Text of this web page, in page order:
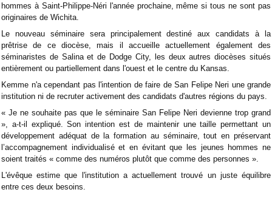
hommes à Saint-Philippe-Néri l'année prochaine, même si tous ne sont pas
originaires de Wichita.
Le nouveau séminaire sera principalement destiné aux candidats à la
prêtrise de ce diocèse, mais il accueille actuellement également des
séminaristes de Salina et de Dodge City, les deux autres diocèses situés
entièrement ou partiellement dans l'ouest et le centre du Kansas.
Kemme n'a cependant pas l'intention de faire de San Felipe Neri une grande
institution ni de recruter activement des candidats d'autres régions du pays.
« Je ne souhaite pas que le séminaire San Felipe Neri devienne trop grand
», a-t-il expliqué. Son intention est de maintenir une taille permettant un
développement adéquat de la formation au séminaire, tout en préservant
l’accompagnement individualisé et en évitant que les jeunes hommes ne
soient traités « comme des numéros plutôt que comme des personnes ».
L'évêque estime que l'institution a actuellement trouvé un juste équilibre
entre ces deux besoins.